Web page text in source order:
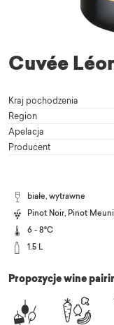
Cuvée
Kraj pochodzenia
Region
Apelacja
Producent
białe, wytrawne
Pinot Noir, Pinot
6 - 8°C
1.5 L
Propozycje wine